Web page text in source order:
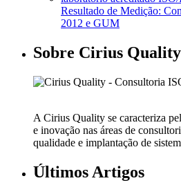
Resultado de Medição:
2012 e GUM
Sobre Cirius Quality
A Cirius Quality se caracteriza
e inovação nas áreas de
qualidade e implantação de
Últimos Artigos